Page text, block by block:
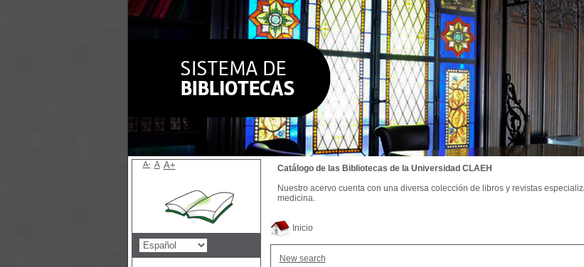
Inicio
New search
Catálogo de las Bibliotecas de la Universidad CLAEH
Nuestro acervo cuenta con una diversa colección de libros y revistas
medicina.
A- A A+